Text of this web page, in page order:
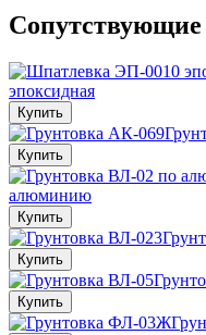
эпоксидная
Купить
Купить
алюминию
Купить
Купить
Купить